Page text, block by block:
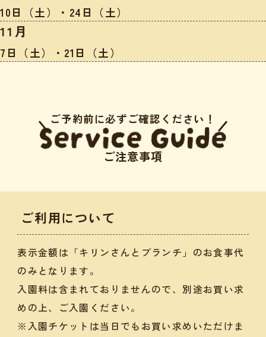
10日（土）・24日（土）
11月
7日（土）・21日（土）
ご予約前に必ずご確認ください！
ご注意事項
ご利用について
表示金額は「キリンさんとブランチ」のお食事代
のみとなります。
入園料は含まれておりませんので、別途お買い求
めの上、ご入園ください。
※入園チケットは当日でもお買い求めいただけま